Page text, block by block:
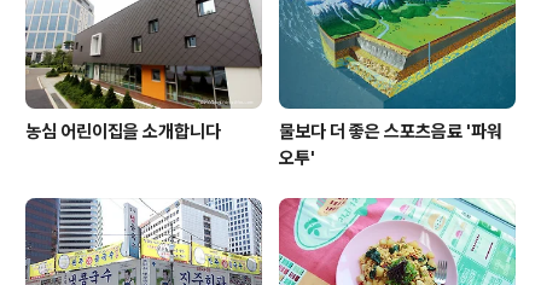
농심 어린이집을 소개합니다
물보다 더 좋은 스포츠음료 '파워
오투'